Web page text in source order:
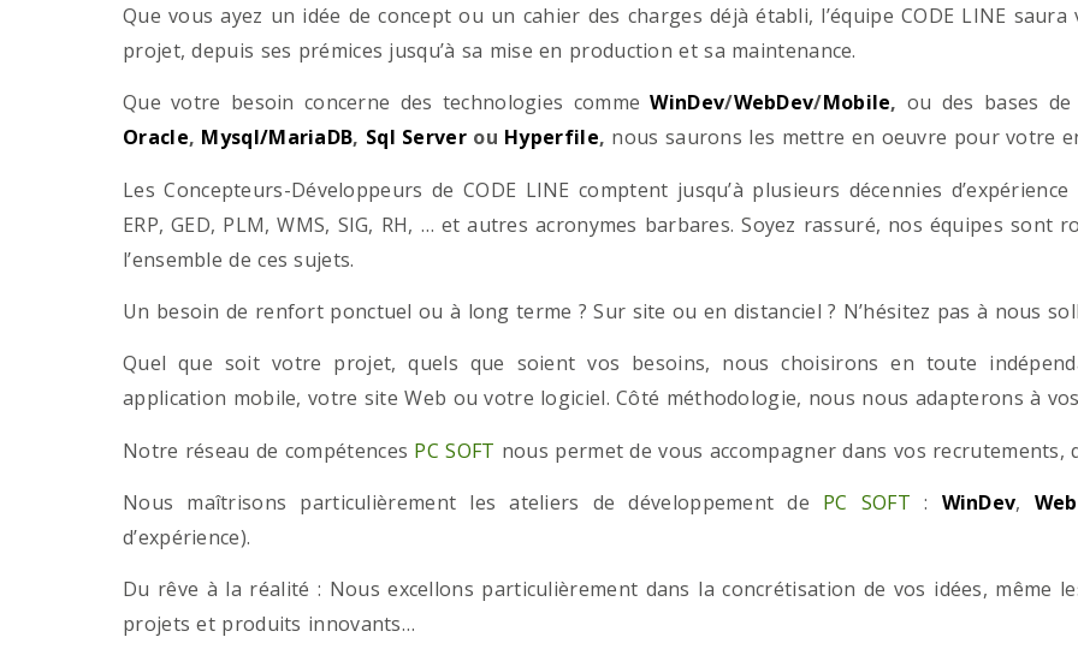
Que vous ayez un idée de concept ou un cahier des charges déjà établi, l’équipe CODE LINE
projet, depuis ses prémices jusqu’à sa mise en production et sa maintenance.
Que votre besoin concerne des technologies commeWinDev/WebDev/Mobile, ou des bases
Oracle, Mysql/MariaDB, Sql Serverou Hyperfile, nous saurons les mettre en oeuvre pour votre
Les Concepteurs-Développeurs de CODE LINE comptent jusqu’à plusieurs décennies
ERP, GED, PLM, WMS, SIG, RH, … et autres acronymes barbares. Soyez rassuré, nos équipes
l’ensemble de ces sujets.
Un besoin de renfort ponctuel ou à long terme ? Sur site ou en distanciel ? N’hésitez pas à nous
Quel que soit votre projet, quels que soient vos besoins, nous choisirons en toute
application mobile, votre site Web ou votre logiciel. Côté méthodologie, nous nous adapterons à
Notre réseau de compétences PC SOFT nous permet de vous accompagner dans vos
Nous maîtrisons particulièrement les ateliers de développement de PC SOFT : WinDev,
d’expérience).
Du rêve à la réalité : Nous excellons particulièrement dans la concrétisation de vos idées, même
projets et produits innovants…